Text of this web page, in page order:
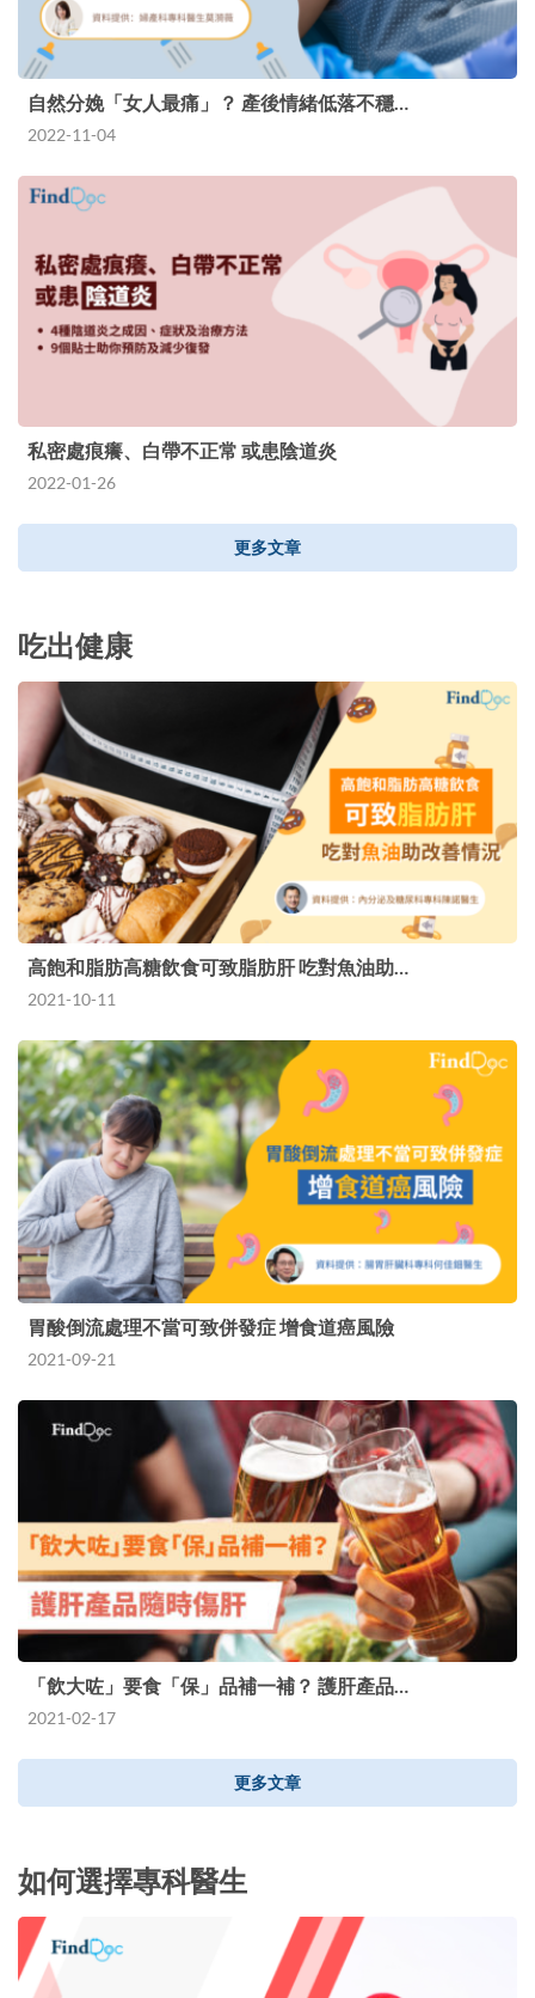
自然分娩「女人最痛」？ 產後情緒低落不穩…
2022-11-04
私密處痕癢、白帶不正常 或患陰道炎
2022-01-26
更多文章
吃出健康
高飽和脂肪高糖飲食可致脂肪肝 吃對魚油助…
2021-10-11
胃酸倒流處理不當可致併發症 增食道癌風險
2021-09-21
「飲大咗」要食「保」品補一補？ 護肝產品…
2021-02-17
更多文章
如何選擇專科醫生